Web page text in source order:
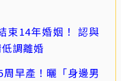
束14年婚姻！ 認與
調離婚
早產！曬「身邊男